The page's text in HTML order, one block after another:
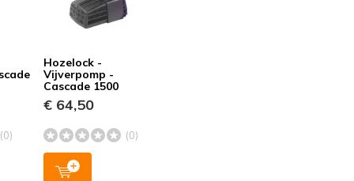
(0)
Hozelock -
Vijverpomp -
Cascade 1500
€ 64,50
(0)